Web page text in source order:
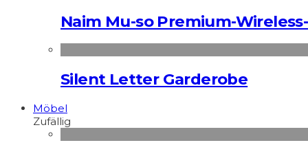
Naim Mu-so Premium-
Silent Letter Garderobe
Möbel
Zufällig